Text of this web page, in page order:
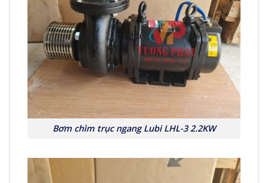
Bơm chìm trục ngang Lubi LHL-3 2.2KW